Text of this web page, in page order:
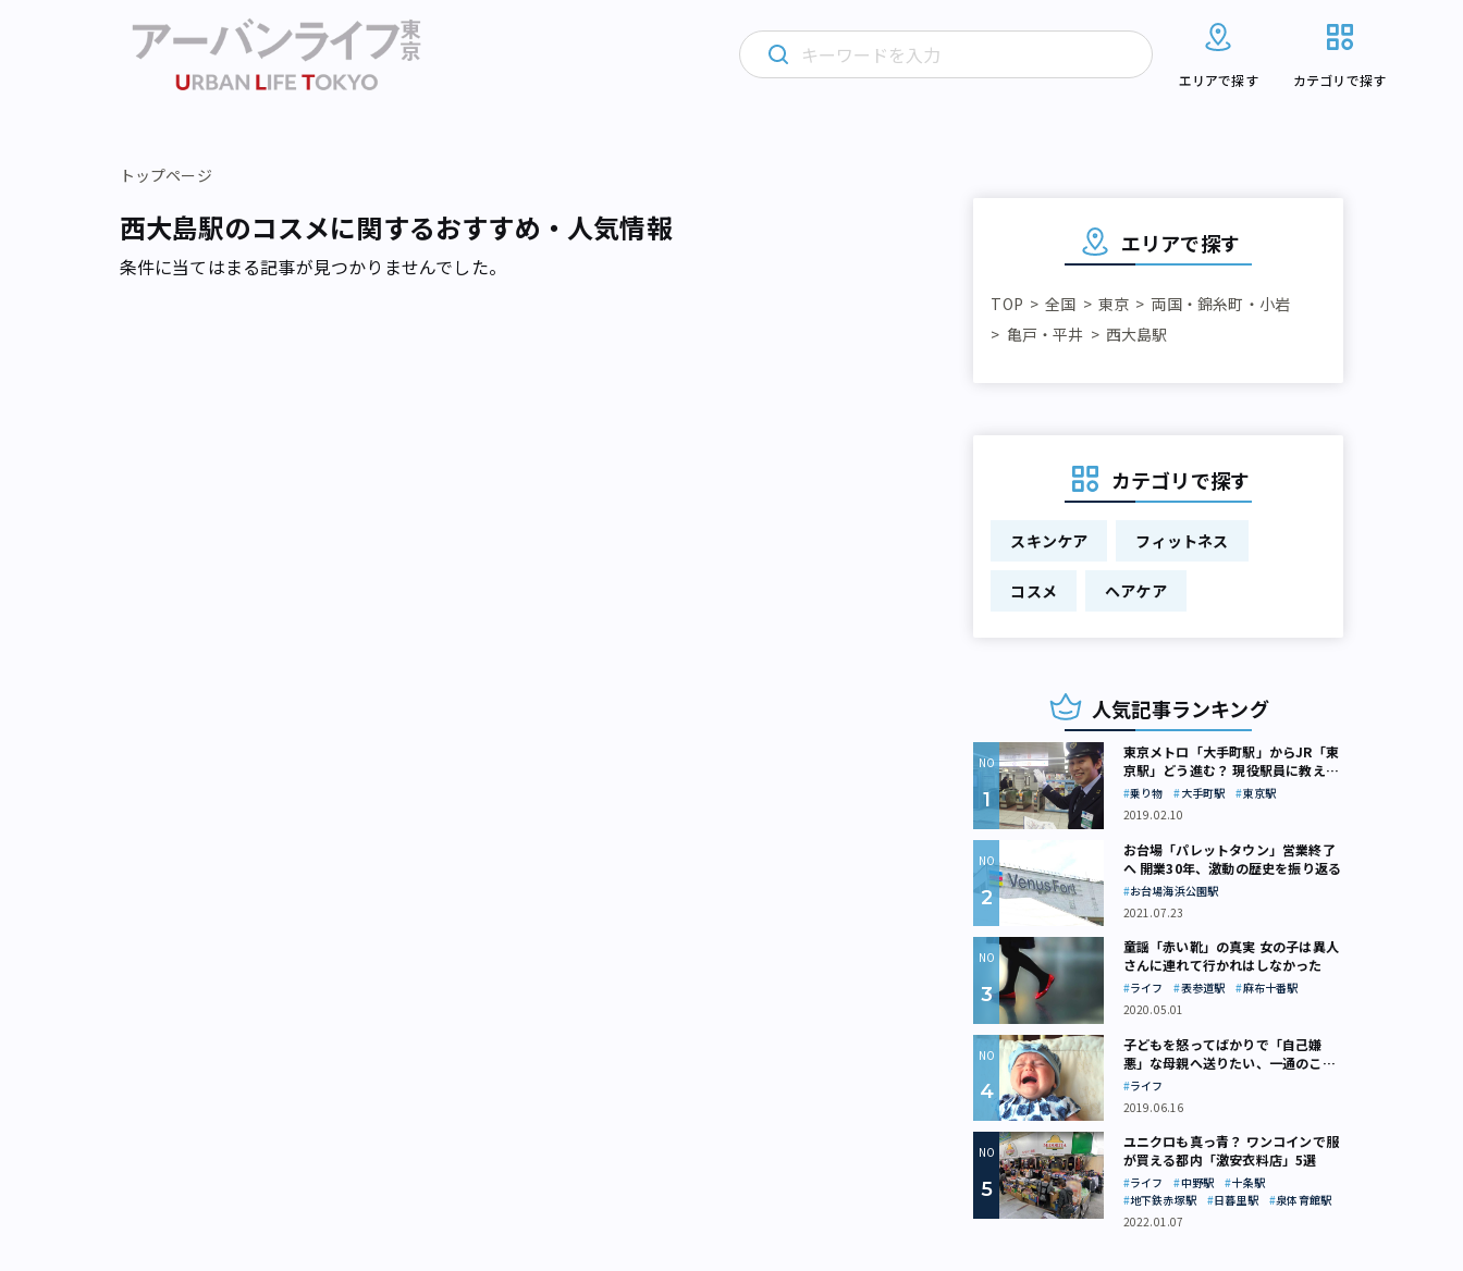
エリアで探す カテゴリで探す
トップページ
西大島駅のコスメに関するおすすめ・人気情報
条件に当てはまる記事が見つかりませんでした。
エリアで探す
TOP 全国 東京
両国・錦糸町・小岩
亀戸・平井
西大島駅
カテゴリで探す
スキンケア フィットネス
コスメ ヘアケア
人気記事ランキング
東京メトロ「大手町駅」からJR「東
京駅」どう進む？ 現役駅員に教えて
もらいました
乗り物 大手町駅
東京駅
2019.02.10
お台場「パレットタウン」営業終了
へ 開業30年、激動の歴史を振り返る
お台場海浜公園駅
2021.07.23
童謡「赤い靴」の真実 女の子は異人
さんに連れて行かれはしなかった
ライフ 表参道駅
麻布十番駅
2020.05.01
子どもを怒ってばかりで「自己嫌
悪」な母親へ送りたい、一通のここ
ろの処方箋
ライフ
2019.06.16
ユニクロも真っ青？ ワンコインで服
が買える都内「激安衣料店」5選
ライフ 中野駅
十条駅
地下鉄赤塚駅
日暮里駅
泉体育館駅
2022.01.07